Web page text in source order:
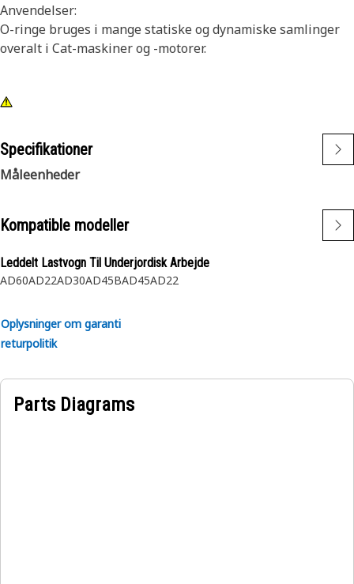
Anvendelser:
O-ringe bruges i mange statiske og dynamiske samlinger
overalt i Cat-maskiner og -motorer.
Specifikationer
Måleenheder
Kompatible modeller
Leddelt Lastvogn Til Underjordisk Arbejde
AD60AD22AD30AD45BAD45AD22
Oplysninger om garanti
returpolitik
Parts Diagrams